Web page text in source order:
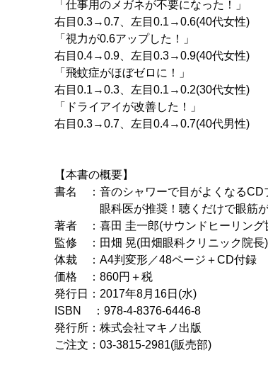
「仕事用のメガネが不要になった！」
右目0.3→0.7、左目0.1→0.6(40代女性)
「視力が0.6アップした！」
右目0.4→0.9、左目0.3→0.9(40代女性)
「飛蚊症がほぼゼロに！」
右目0.1→0.3、左目0.1→0.2(30代女性)
「ドライアイが改善した！」
右目0.3→0.7、左目0.4→0.7(40代男性)
【本書の概要】
書名 ：音のシャワーで目がよくなるCD
眼科医が推奨！聴くだけで眼筋がほ
著者 ：喜田 圭一郎(サウンドヒーリング
監修 ：田畑 晃(田畑眼科クリニック院長)
体裁 ：A4判変形／48ページ＋CD付録
価格 ：860円＋税
発行日：2017年8月16日(水)
ISBN ：978-4-8376-6446-8
発行所：株式会社マキノ出版
ご注文：03-3815-2981(販売部)